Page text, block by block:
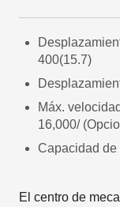
400(15.7)
Máx.
16,000/
Capacidad de
El centro de